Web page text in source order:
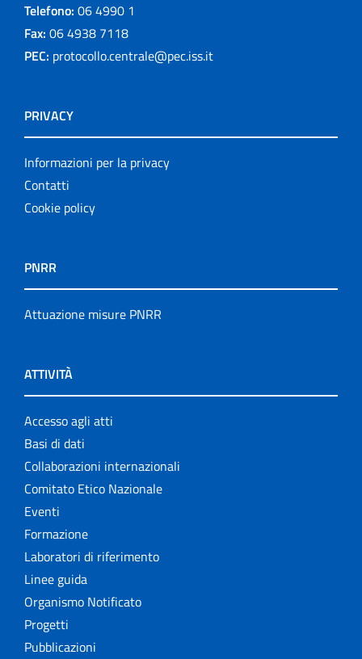
Telefono: 06 4990 1
Fax: 06 4938 7118
PEC: protocollo.centrale@pec.iss.it
PRIVACY
Informazioni per la privacy
Contatti
Cookie policy
PNRR
Attuazione misure PNRR
ATTIVITÀ
Accesso agli atti
Basi di dati
Collaborazioni internazionali
Comitato Etico Nazionale
Eventi
Formazione
Laboratori di riferimento
Linee guida
Organismo Notificato
Progetti
Pubblicazioni